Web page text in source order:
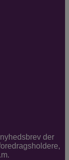
der